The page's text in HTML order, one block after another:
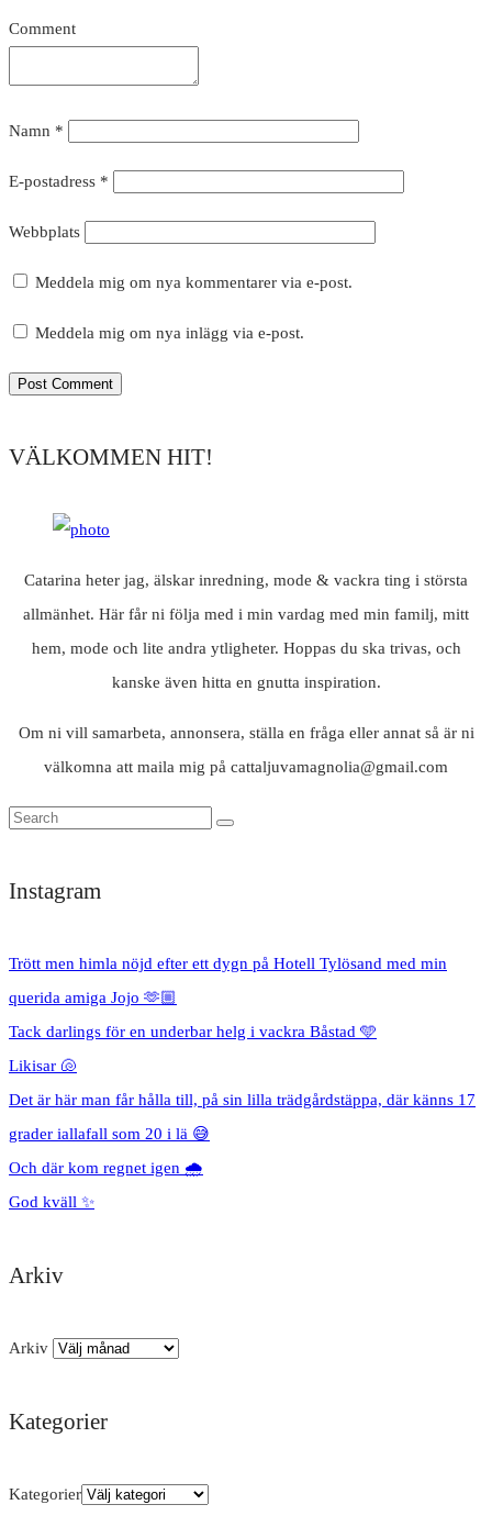
Comment
Namn *
E-postadress *
Webbplats
Meddela mig om nya kommentarer via e-post.
Meddela mig om nya inlägg via e-post.
VÄLKOMMEN HIT!
Catarina heter jag, älskar inredning, mode & vackra ting i största
allmänhet. Här får ni följa med i min vardag med min familj, mitt
hem, mode och lite andra ytligheter. Hoppas du ska trivas, och
kanske även hitta en gnutta inspiration.
Om ni vill samarbeta, annonsera, ställa en fråga eller annat så är ni
välkomna att maila mig på cattaljuvamagnolia@gmail.com
Instagram
Trött men himla nöjd efter ett dygn på Hotell Tylösand med min
querida amiga Jojo 🫶🏼
Tack darlings för en underbar helg i vackra Båstad 🩵
Likisar 🐚
Det är här man får hålla till, på sin lilla trädgårdstäppa, där känns 17
grader iallafall som 20 i lä 😅
Och där kom regnet igen 🌧️
God kväll ✨
Arkiv
Arkiv
Kategorier
Kategorier